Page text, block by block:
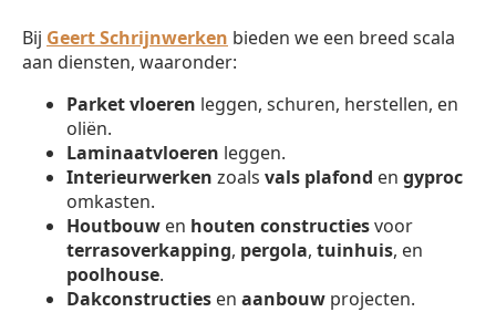
Bij Geert Schrijnwerken bieden we een breed scala
aan diensten, waaronder:
Parket vloeren leggen, schuren, herstellen, en
oliën.
Laminaatvloeren leggen.
Interieurwerken zoals vals plafond en gyproc
omkasten.
Houtbouw en houten constructiesvoor
terrasoverkapping, pergola, tuinhuis, en
poolhouse.
Dakconstructies en aanbouw projecten.